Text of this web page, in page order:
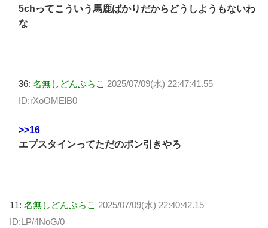
5chってこういう馬鹿ばかりだからどうしようもないわ
な
36: 名無しどんぶらこ 2025/07/09(水) 22:47:41.55
ID:rXoOMElB0
>>16
エプスタインってただのポン引きやろ
11: 名無しどんぶらこ 2025/07/09(水) 22:40:42.15
ID:LP/4NoG/0